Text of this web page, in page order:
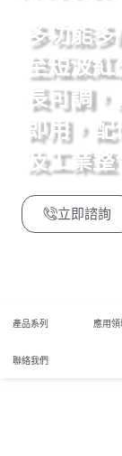
多功能
至短波
長可調
即用，
及工業
立即諮詢
產品系列 應用領
聯絡我們